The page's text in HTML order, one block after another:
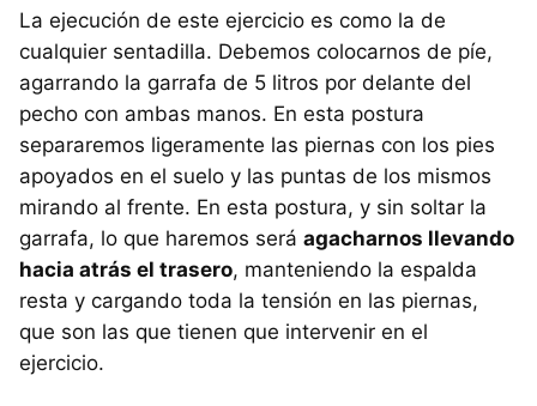
La ejecución de este ejercicio es como la de
cualquier sentadilla. Debemos colocarnos de píe,
agarrando la garrafa de 5 litros por delante del
pecho con ambas manos. En esta postura
separaremos ligeramente las piernas con los pies
apoyados en el suelo y las puntas de los mismos
mirando al frente. En esta postura, y sin soltar la
garrafa, lo que haremos será agacharnos llevando
hacia atrás el trasero, manteniendo la espalda
resta y cargando toda la tensión en las piernas,
que son las que tienen que intervenir en el
ejercicio.